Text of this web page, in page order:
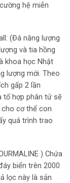
hệ miễn
(Đá năng lượng
và tia hồng
khoa học Nhật
lượng mới. Theo
gấp 2 lần
tổ hợp phân tử sẽ
cơ thể con
quá trình trao
) Chứa
biển trên 2000
lọc này là sản